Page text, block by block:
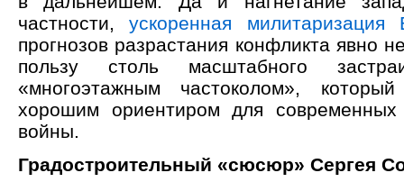
частности,ускоренная милитаризация
прогнозов разрастания конфликта явно
пользу столь масштабного
«многоэтажным частоколом»,
хорошим ориентиром для современных
войны.
Градостроительный «сюсюр» Сергея